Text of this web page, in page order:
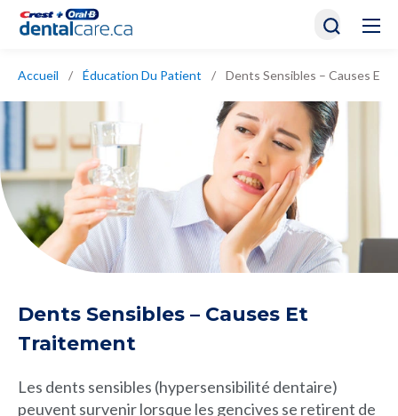
Accueil / Éducation Du Patient / Dents Sensibles – Causes Et
Dents Sensibles – Causes Et
Traitement
Les dents sensibles (hypersensibilité dentaire)
peuvent survenir lorsque les gencives se retirent de